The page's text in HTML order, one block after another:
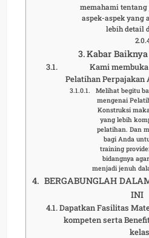
memahami
aspek-aspek yang
lebih detail
Kabar
Kami
Pelatihan
Melihat begitu
mengenai
Konstruksi
yang lebih
pelatihan. Dan
bagi Anda
training
bidangnya
menjadi jenuh
BERGABUNGLAH
INI
Dapatkan Fasilitas
kompeten serta